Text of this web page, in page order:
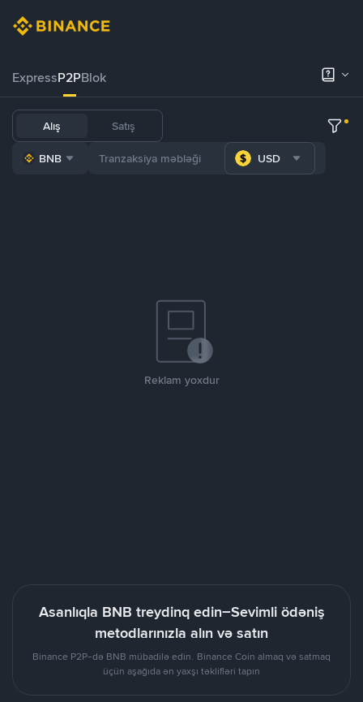
ExpressP2PBlok
Alış Satış
BNB USD
Reklam yoxdur
Asanlıqla BNB treydinq edin–Sevimli ödəniş
metodlarınızla alın və satın
Binance P2P-də BNB mübadilə edin. Binance Coin almaq və satmaq
üçün aşağıda ən yaxşı təklifləri tapın